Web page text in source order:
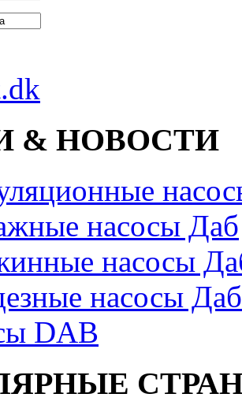
& НОВОСТИ
насосы Даб
насосы
насосы Даб
DAB